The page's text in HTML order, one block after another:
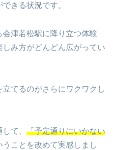
きる状況です。
会津若松駅に降り立つ体験
しみ方がどんどん広がってい
てるのがさらにワクワクし
て、 「予定通りにいかない
うことを改めて実感しまし